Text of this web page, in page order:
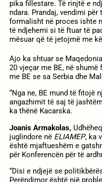
pika fillestare. Të rinjtë e
ndara. Prandaj, vendimi
formalisht në proces ishte
të ndjehemi si të ftuar të
mësuar që të jetojmë me
Ajo ka shtuar se
20 vjeçar me BE, në
me BE se sa Serbia dhe
“Nga ne, BE mund të fitojë
angazhimit të saj të
ka thënë Kacarska.
Joanis Armakolas,
juglindore në ELIAMEP, ka
është mjaftueshëm e
për Konferencën për të
“Disi e ndjejë se
Perëndimor është një